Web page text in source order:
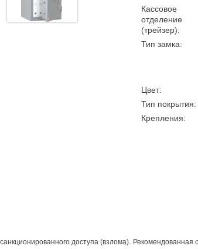
Кассовое
отделение
(трейзер):
Тип замка:
Цвет:
Тип покрытия:
Крепления:
доступа (взлома).